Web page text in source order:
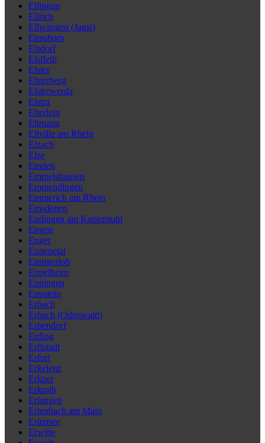
Ellingen
Ellrich
Ellwangen (Jagst)
Elmshorn
Elsdorf
Elsfleth
Elster
Elsterberg
Elsterwerda
Elstra
Elterlein
Eltmann
Eltville am Rhein
Elzach
Elze
Emden
Emmelshausen
Emmendingen
Emmerich am Rhein
Emsdetten
Endingen am Kaiserstuhl
Engen
Enger
Ennepetal
Ennigerloh
Eppelheim
Eppingen
Eppstein
Erbach
Erbach (Odenwald)
Erbendorf
Erding
Erftstadt
Erfurt
Erkelenz
Erkner
Erkrath
Erlangen
Erlenbach am Main
Erlensee
Erwitte